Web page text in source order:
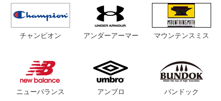
チャンピオン
ニューバランス
アンダーアーマー
アンブロ
マウンテンスミス
バンドック